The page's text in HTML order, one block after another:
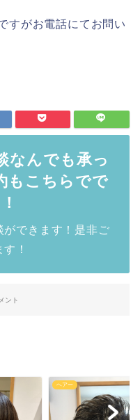
すがお電話にてお問い
なんでも承っ
もこちらでで
できます！是非ご
！
ント
ヘアー